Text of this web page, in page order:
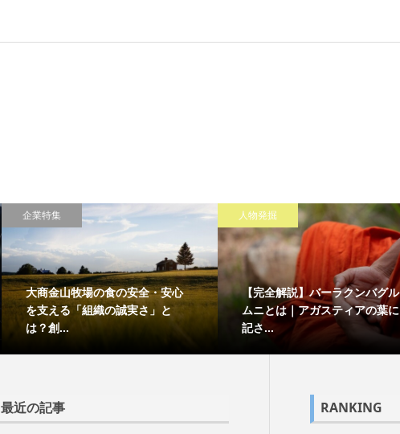
企業特集
大商金山牧場の食の安全・安心
を支える「組織の誠実さ」と
は？創...
人物発掘
【完全解説】バーラクンバグル
ムニとは｜アガスティアの葉に
記さ...
最近の記事 RANKING